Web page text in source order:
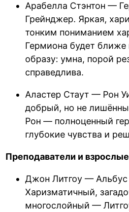
Арабелла Стэнтон —
Грейнджер. Яркая,
тонким пониманием
Гермиона будет
образу: умна, порой
справедлива.
Аластер Стаут — Рон
добрый, но не
Рон — полноценный
глубокие чувства и
Преподаватели и
Джон Литгоу —
Харизматичный,
многослойный —